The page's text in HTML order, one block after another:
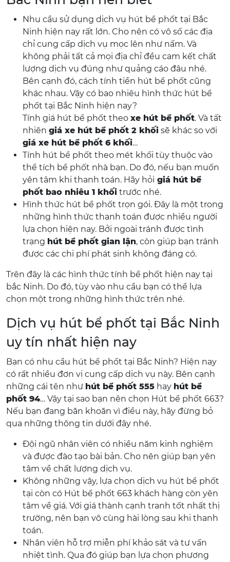
Nhu cầu sử dụng dịch vụ hút bể phốt tại Bắc
Ninh hiện nay rất lớn. Cho nên có vô số các địa
chỉ cung cấp dịch vụ mọc lên như nấm. Và
không phải tất cả mọi địa chỉ đều cam kết chất
lượng dịch vụ đúng như quảng cáo đâu nhé.
Bên cạnh đó, cách tính tiền hút bể phốt cũng
khác nhau. Vậy có bao nhiêu hình thức hút bể
phốt tại Bắc Ninh hiện nay?
Tính giá hút bể phốt theo xe hút bể phốt. Và tất
nhiên giá xe hút bể phốt 2 khối sẽ khác so với
giá xe hút bể phốt 6 khối…
Tính hút bể phốt theo mét khối tùy thuộc vào
thể tích bể phốt nhà bạn. Do đó, nếu bạn muốn
yên tâm khi thanh toán. Hãy hỏi giá hút bể
phốt bao nhiêu 1 khối trước nhé.
Hình thức hút bể phốt trọn gói. Đây là một trong
những hình thức thanh toán được nhiều người
lựa chọn hiện nay. Bởi ngoài tránh được tình
trạng hút bể phốt gian lận, còn giúp bạn tránh
được các chi phí phát sinh không đáng có.
Trên đây là các hình thức tính bể phốt hiện nay tại
bắc Ninh. Do đó, tùy vào nhu cầu bạn có thể lựa
chọn một trong những hình thức trên nhé.
Dịch vụ hút bể phốt tại Bắc Ninh
uy tín nhất hiện nay
Bạn có nhu cầu hút bể phốt tại Bắc Ninh? Hiện nay
có rất nhiều đơn vị cung cấp dịch vụ này. Bên cạnh
những cái tên như hút bể phốt 555 hay hút bể
phốt 94… Vậy tại sao bạn nên chọn Hút bể phốt 663?
Nếu bạn đang băn khoăn vì điều này, hãy đừng bỏ
qua những thông tin dưới đây nhé.
Đội ngũ nhân viên có nhiều năm kinh nghiệm
và được đào tạo bài bản. Cho nên giúp bạn yên
tâm về chất lượng dịch vụ.
Không những vậy, lựa chọn dịch vụ hút bể phốt
tại còn có Hút bể phốt 663 khách hàng còn yên
tâm về giá. Với giá thành cạnh tranh tốt nhất thị
trường, nên bạn vô cùng hài lòng sau khi thanh
toán.
Nhân viên hỗ trợ miễn phí khảo sát và tư vấn
nhiệt tình. Qua đó giúp bạn lựa chọn phương